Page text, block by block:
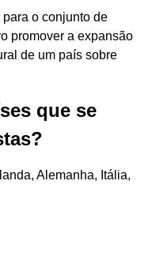
o conjunto de
promover a expansão
de um país sobre
que se
Alemanha, Itália,